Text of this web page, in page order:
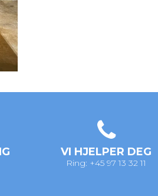
VI HJELPER DEG
Ring: +45 97 13 32 11